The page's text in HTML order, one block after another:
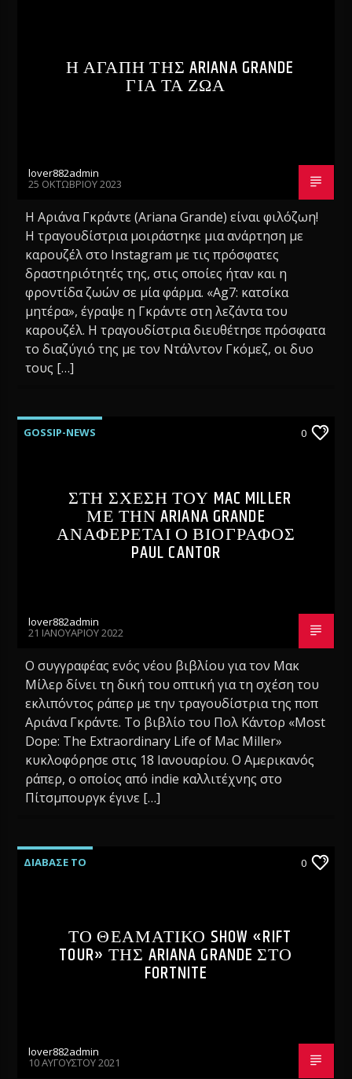
Η ΑΓΑΠΗ ΤΗΣ ARIANA GRANDE
ΓΙΑ ΤΑ ΖΩΑ
lover882admin
25 ΟΚΤΩΒΡΊΟΥ 2023
Η Αριάνα Γκράντε (Ariana Grande) είναι φιλόζωη!
Η τραγουδίστρια μοιράστηκε μια ανάρτηση με
καρουζέλ στο Instagram με τις πρόσφατες
δραστηριότητές της, στις οποίες ήταν και η
φροντίδα ζωών σε μία φάρμα. «Ag7: κατσίκα
μητέρα», έγραψε η Γκράντε στη λεζάντα του
καρουζέλ. Η τραγουδίστρια διευθέτησε πρόσφατα
το διαζύγιό της με τον Ντάλντον Γκόμεζ, οι δυο
τους […]
GOSSIP-NEWS 0
ΣΤΗ ΣΧΕΣΗ ΤΟΥ MAC MILLER
ΜΕ ΤΗΝ ARIANA GRANDE
ΑΝΑΦΕΡΕΤΑΙ Ο ΒΙΟΓΡΑΦΟΣ
PAUL CANTOR
lover882admin
21 ΙΑΝΟΥΑΡΊΟΥ 2022
Ο συγγραφέας ενός νέου βιβλίου για τον Μακ
Μίλερ δίνει τη δική του οπτική για τη σχέση του
εκλιπόντος ράπερ με την τραγουδίστρια της ποπ
Αριάνα Γκράντε. Το βιβλίο του Πολ Κάντορ «Most
Dope: The Extraordinary Life of Mac Miller»
κυκλοφόρησε στις 18 Ιανουαρίου. O Αμερικανός
ράπερ, ο οποίος από indie καλλιτέχνης στο
Πίτσμπουργκ έγινε […]
ΔΙΑΒΑΣΕ ΤΟ 0
ΤΟ ΘΕΑΜΑΤΙΚΟ SHOW «RIFT
TOUR» ΤΗΣ ARIANA GRANDE ΣΤΟ
FORTNITE
lover882admin
10 ΑΥΓΟΎΣΤΟΥ 2021